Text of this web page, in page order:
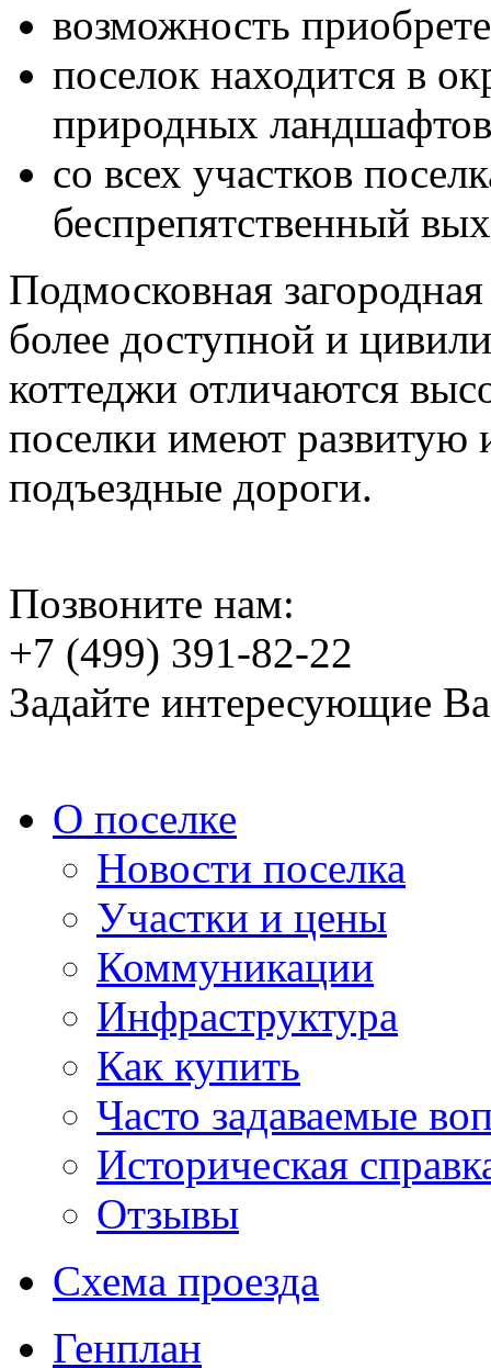
возможность
поселок находится в
природных
со всех участков
беспрепятственный
Подмосковная
более доступной и
коттеджи отличаются
поселки имеют развитую
подъездные дороги.
Позвоните нам:
+7 (499) 391-82-22
Задайте интересующие
О поселке
Новости поселка
Участки и цены
Коммуникации
Инфраструктура
Как купить
Часто задаваемые
Историческая
Отзывы
Схема проезда
Генплан